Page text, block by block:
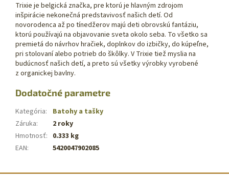
Trixie je belgická značka, pre ktorú je hlavným zdrojom
inšpirácie nekonečná predstavivosť našich detí. Od
novorodenca až po tínedžerov majú deti obrovskú fantáziu,
ktorú používajú na objavovanie sveta okolo seba. To všetko sa
premietá do návrhov hračiek, doplnkov do izbičky, do kúpeľne,
pri stolovaní alebo potrieb do škôlky. V Trixie tiež myslia na
budúcnosť našich detí, a preto sú všetky výrobky vyrobené
z organickej bavlny.
Dodatočné parametre
Kategória:
Batohy a tašky
Záruka:
2 roky
Hmotnosť: 0.333 kg
EAN: 5420047902085